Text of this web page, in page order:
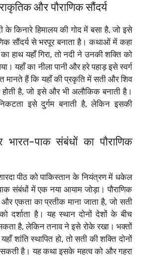
और पौराणिक सौंदर्य
के किनारे हिमालय की गोद में बसा है, जो इसे
सौंदर्य से भरपूर बनाता है। कथाओं में कहा
हाथ यहाँ गिरा, तो नदी ने उनकी शक्ति को
यहाँ का नीला पानी और हरे पहाड़ इसे स्वर्ग
मानते हैं कि यहाँ की प्रकृति में सती और शिव
है, जो इसे और भी अलौकिक बनाती है।
इसे दुर्गम बनाती है, लेकिन इसकी
भारत-पाक संबंधों का पौराणिक
पीठ को पाकिस्तान के नियंत्रण में धकेल
संबंधों में एक नया आयाम जोड़ा। पौराणिक
एकता का प्रतीक माना जाता है, जो सती
दर्शाता है। यह स्थान दोनों देशों के बीच
है, लेकिन तनाव ने इसे रोके रखा। भक्तों
शांति स्थापित हो, तो सती की शक्ति दोनों
है। यह कथा इसके महत्व को और गहरा